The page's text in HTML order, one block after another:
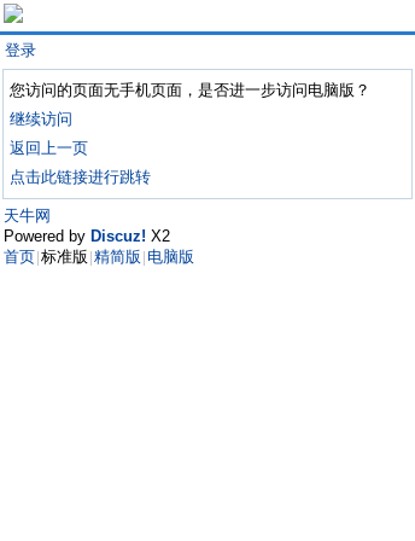
登录
您访问的页面无手机页面，是否进一步访问电脑版？
继续访问
返回上一页
点击此链接进行跳转
天牛网
Powered by Discuz! X2
首页 标准版 精简版 电脑版